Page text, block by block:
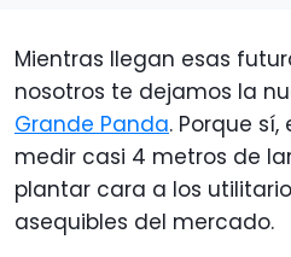
Mientras llegan esas
nosotros te dejamos la
Grande Panda. Porque sí,
medir casi 4 metros de
plantar cara a los
asequibles del mercado.